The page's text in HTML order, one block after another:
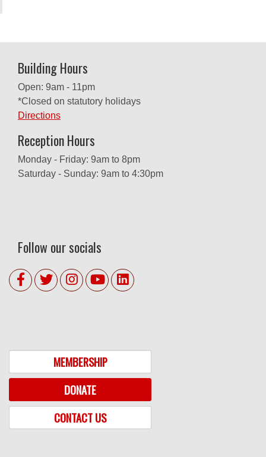
Building Hours
Open: 9am - 11pm
*Closed on statutory holidays
Directions
Reception Hours
Monday - Friday: 9am to 8pm
Saturday - Sunday: 9am to 4:30pm
Follow our socials
MEMBERSHIP
DONATE
CONTACT US